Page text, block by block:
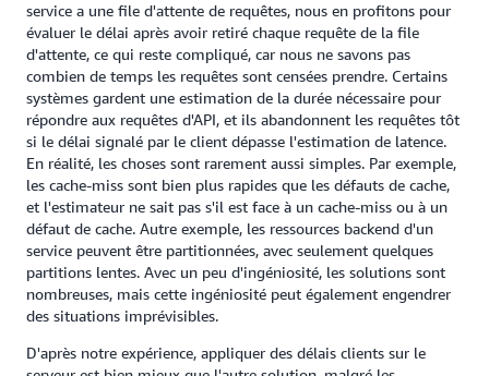
service a une file d'attente de requêtes, nous en profitons pour
évaluer le délai après avoir retiré chaque requête de la file
d'attente, ce qui reste compliqué, car nous ne savons pas
combien de temps les requêtes sont censées prendre. Certains
systèmes gardent une estimation de la durée nécessaire pour
répondre aux requêtes d'API, et ils abandonnent les requêtes tôt
si le délai signalé par le client dépasse l'estimation de latence.
En réalité, les choses sont rarement aussi simples. Par exemple,
les cache-miss sont bien plus rapides que les défauts de cache,
et l'estimateur ne sait pas s'il est face à un cache-miss ou à un
défaut de cache. Autre exemple, les ressources backend d'un
service peuvent être partitionnées, avec seulement quelques
partitions lentes. Avec un peu d'ingéniosité, les solutions sont
nombreuses, mais cette ingéniosité peut également engendrer
des situations imprévisibles.
D'après notre expérience, appliquer des délais clients sur le